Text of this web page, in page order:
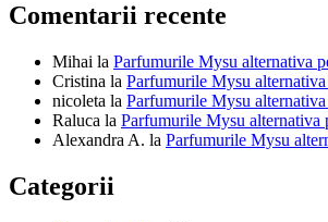
Comentarii recente
Mihai la Parfumurile Mysu alternativa
Cristina la Parfumurile Mysu
nicoleta la Parfumurile Mysu
Raluca la Parfumurile Mysu alternativa
Alexandra A. la Parfumurile Mysu
Categorii